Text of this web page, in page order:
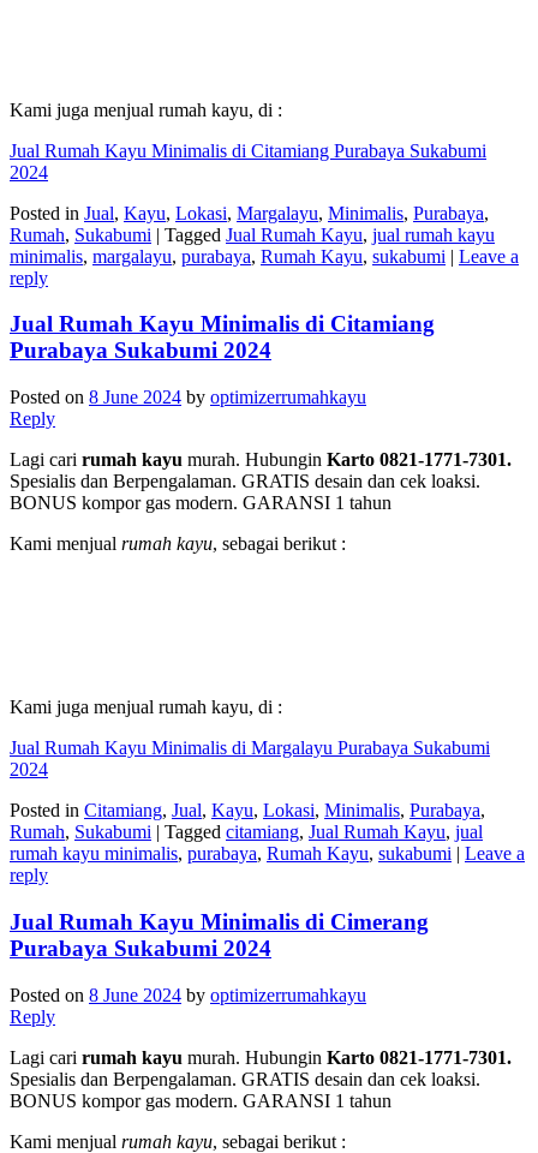
Kami juga menjual rumah kayu, di :
Jual Rumah Kayu Minimalis di Citamiang Purabaya Sukabumi
2024
Posted in Jual, Kayu, Lokasi, Margalayu, Minimalis, Purabaya,
Rumah, Sukabumi | Tagged Jual Rumah Kayu, jual rumah kayu
minimalis, margalayu, purabaya, Rumah Kayu, sukabumi | Leave a
reply
Jual Rumah Kayu Minimalis di Citamiang
Purabaya Sukabumi 2024
Posted on 8 June 2024 by optimizerrumahkayu
Reply
Lagi cari rumah kayu murah. Hubungin Karto 0821-1771-7301.
Spesialis dan Berpengalaman. GRATIS desain dan cek loaksi.
BONUS kompor gas modern. GARANSI 1 tahun
Kami menjual rumah kayu, sebagai berikut :
Kami juga menjual rumah kayu, di :
Jual Rumah Kayu Minimalis di Margalayu Purabaya Sukabumi
2024
Posted in Citamiang, Jual, Kayu, Lokasi, Minimalis, Purabaya,
Rumah, Sukabumi | Tagged citamiang, Jual Rumah Kayu, jual
rumah kayu minimalis, purabaya, Rumah Kayu, sukabumi | Leave a
reply
Jual Rumah Kayu Minimalis di Cimerang
Purabaya Sukabumi 2024
Posted on 8 June 2024 by optimizerrumahkayu
Reply
Lagi cari rumah kayu murah. Hubungin Karto 0821-1771-7301.
Spesialis dan Berpengalaman. GRATIS desain dan cek loaksi.
BONUS kompor gas modern. GARANSI 1 tahun
Kami menjual rumah kayu, sebagai berikut :